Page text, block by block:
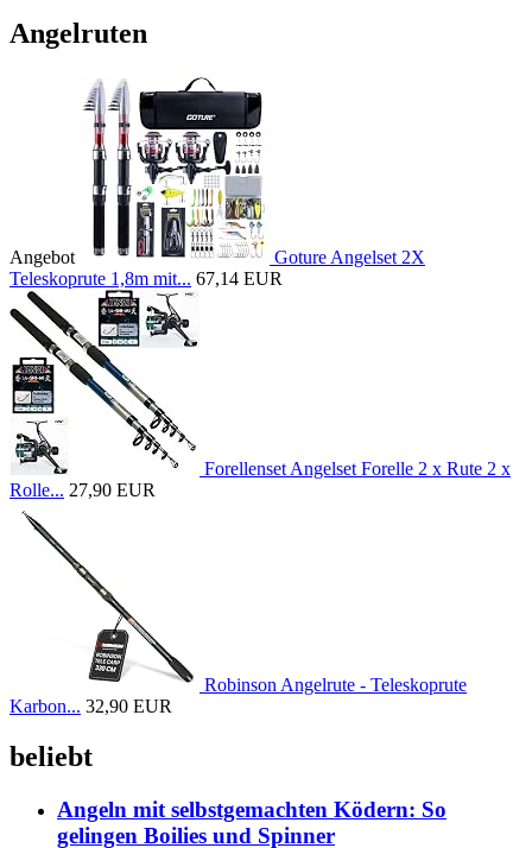
Angelruten
Angebot
Goture Angelset 2X
Teleskoprute 1,8m mit... 67,14 EUR
Forellenset Angelset Forelle 2 x Rute 2 x
Rolle... 27,90 EUR
Robinson Angelrute - Teleskoprute
Karbon... 32,90 EUR
beliebt
Angeln mit selbstgemachten Ködern: So
gelingen Boilies und Spinner